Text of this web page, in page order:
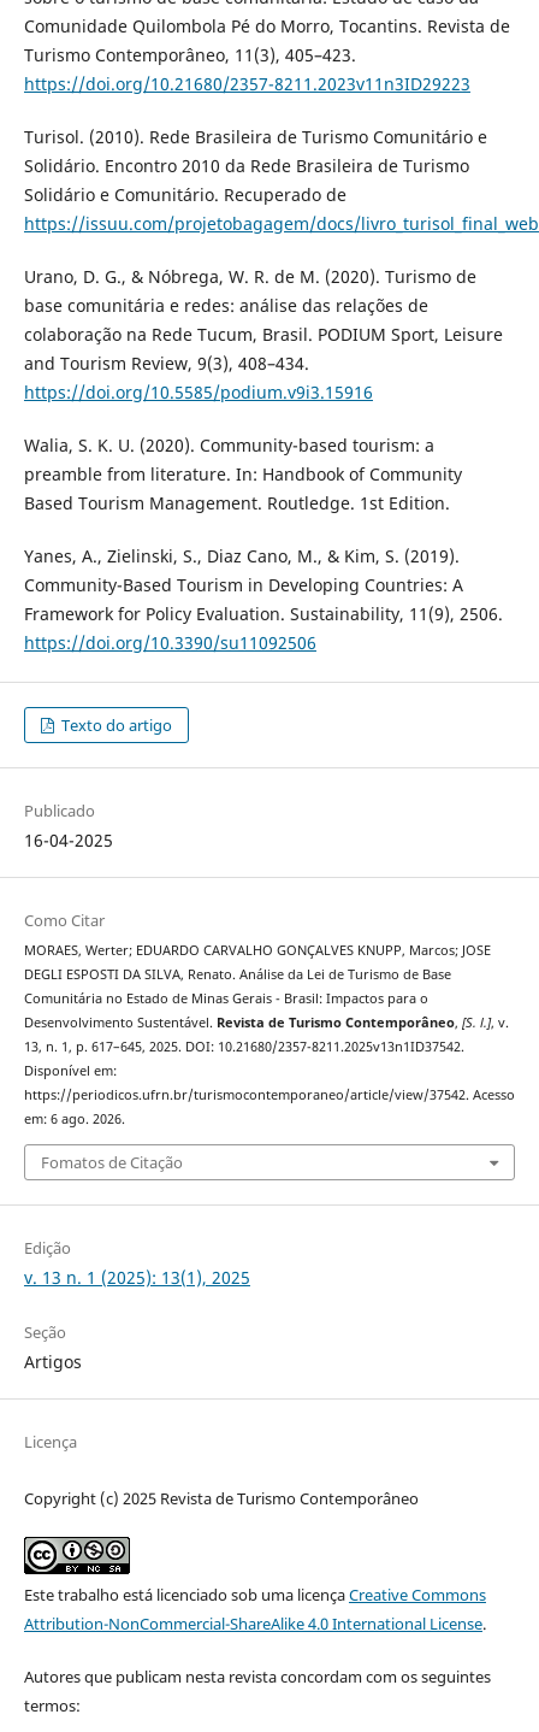
Comunidade Quilombola Pé do Morro, Tocantins. Revista de
Turismo Contemporâneo, 11(3), 405–423.
https://doi.org/10.21680/2357-8211.2023v11n3ID29223
Turisol. (2010). Rede Brasileira de Turismo Comunitário e
Solidário. Encontro 2010 da Rede Brasileira de Turismo
Solidário e Comunitário. Recuperado de
https://issuu.com/projetobagagem/docs/livro_turisol_final_web
Urano, D. G., & Nóbrega, W. R. de M. (2020). Turismo de
base comunitária e redes: análise das relações de
colaboração na Rede Tucum, Brasil. PODIUM Sport, Leisure
and Tourism Review, 9(3), 408–434.
https://doi.org/10.5585/podium.v9i3.15916
Walia, S. K. U. (2020). Community-based tourism: a
preamble from literature. In: Handbook of Community
Based Tourism Management. Routledge. 1st Edition.
Yanes, A., Zielinski, S., Diaz Cano, M., & Kim, S. (2019).
Community-Based Tourism in Developing Countries: A
Framework for Policy Evaluation. Sustainability, 11(9), 2506.
https://doi.org/10.3390/su11092506
Texto do artigo
Publicado
16-04-2025
Como Citar
MORAES, Werter; EDUARDO CARVALHO GONÇALVES KNUPP, Marcos; JOSE
DEGLI ESPOSTI DA SILVA, Renato. Análise da Lei de Turismo de Base
Comunitária no Estado de Minas Gerais - Brasil: Impactos para o
Desenvolvimento Sustentável. Revista de Turismo Contemporâneo, [S. l.], v.
13, n. 1, p. 617–645, 2025. DOI: 10.21680/2357-8211.2025v13n1ID37542.
Disponível em:
https://periodicos.ufrn.br/turismocontemporaneo/article/view/37542. Acesso
em: 6 ago. 2026.
Fomatos de Citação
Edição
v. 13 n. 1 (2025): 13(1), 2025
Seção
Artigos
Licença
Copyright (c) 2025 Revista de Turismo Contemporâneo
Este trabalho está licenciado sob uma licençaCreative Commons
Attribution-NonCommercial-ShareAlike 4.0 International License.
Autores que publicam nesta revista concordam com os seguintes
termos: